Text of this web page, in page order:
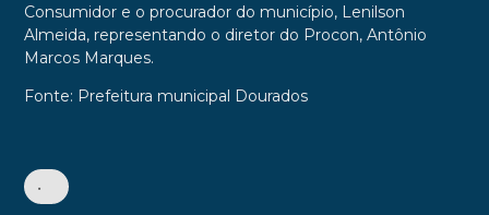
Consumidor e o procurador do município, Lenilson
Almeida, representando o diretor do Procon, Antônio
Marcos Marques.
Fonte: Prefeitura municipal Dourados
•